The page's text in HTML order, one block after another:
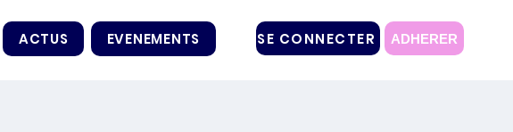
ACTUS EVENEMENTS SE CONNECTER ADHERER